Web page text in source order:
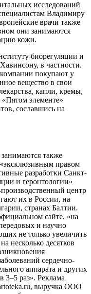
исследований
Владимиру
врачи также
они занимаются
кожи.
биорегуляции и
в частности.
покупают у
вещество в свои
капли, кремы,
элементе»
сославшись на
также
правом
разработки Санкт-
и геронтологии»
центр
их в России, на
странах Балтии.
сайте, «на
и научно
не только увеличить
несколько десятков
сердечно-
аппарата и других
3–5 раз». Реклама
выручка ООО